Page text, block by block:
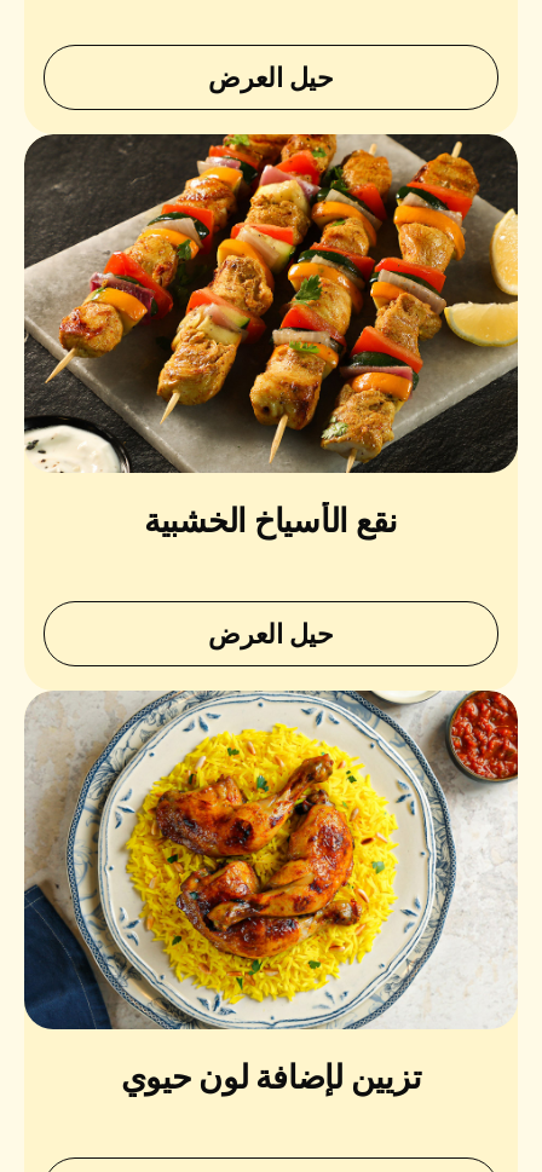
حيل العرض
نقع الأسياخ الخشبية
حيل العرض
تزيين لإضافة لون حيوي